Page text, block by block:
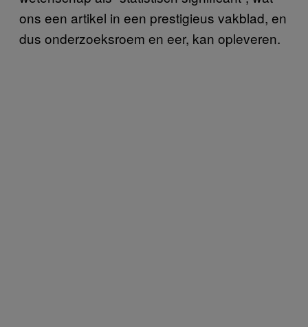
ons een artikel in een prestigieus vakblad, en
dus onderzoeksroem en eer, kan opleveren.